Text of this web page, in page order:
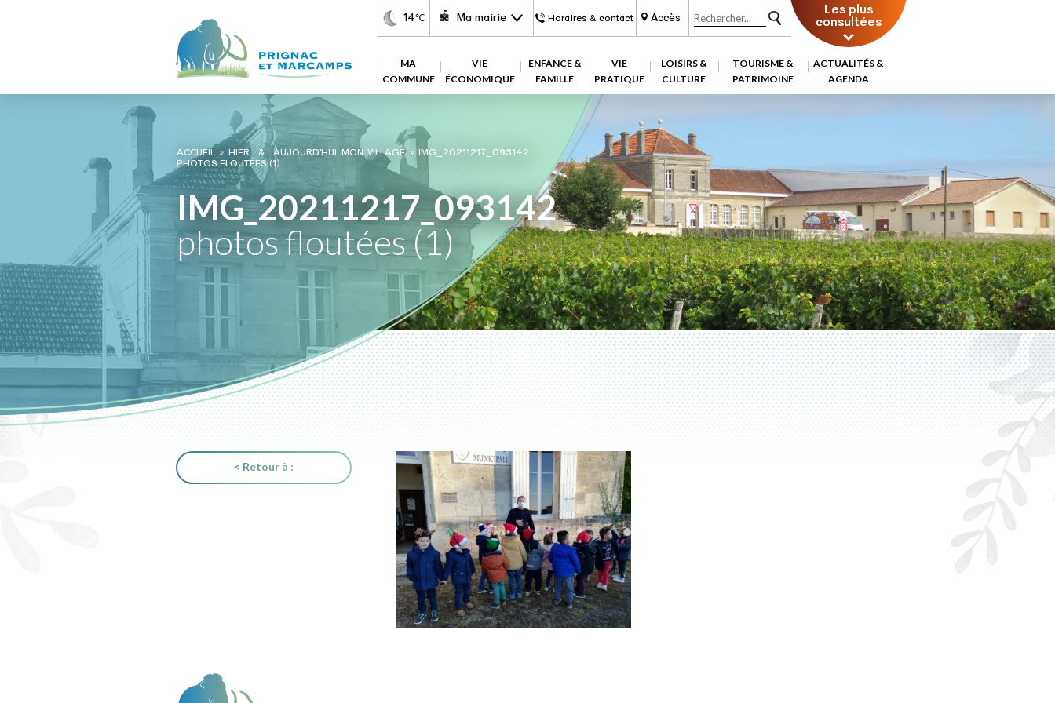
14℃ Ma mairie Horaires & contact Accès Les plus
consultées
MA
COMMUNE
VIE
ÉCONOMIQUE
ENFANCE &
FAMILLE
VIE
PRATIQUE
LOISIRS &
CULTURE
TOURISME &
PATRIMOINE
ACTUALITÉS &
AGENDA
ACCUEIL» HIER & AUJOURD’HUI MON VILLAGE»IMG_20211217_093142
PHOTOS FLOUTÉES (1)
IMG_20211217_093142
photos floutées (1)
< Retour à :